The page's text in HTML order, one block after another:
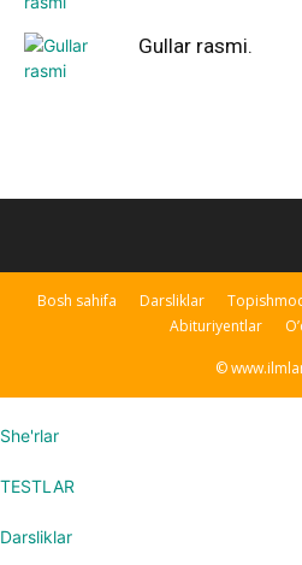
Gullar rasmi.
Bosh sahifa Darsliklar
Abituriyentlar
©
She'rlar
TESTLAR
Darsliklar